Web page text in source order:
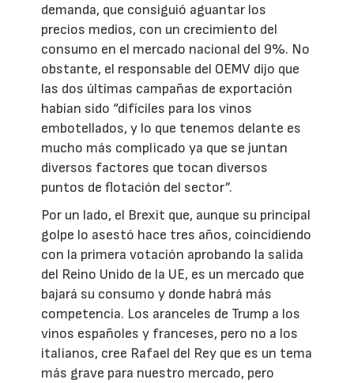
demanda, que consiguió aguantar los
precios medios, con un crecimiento del
consumo en el mercado nacional del 9%. No
obstante, el responsable del OEMV dijo que
las dos últimas campañas de exportación
habían sido “difíciles para los vinos
embotellados, y lo que tenemos delante es
mucho más complicado ya que se juntan
diversos factores que tocan diversos
puntos de flotación del sector”.
Por un lado, el Brexit que, aunque su principal
golpe lo asestó hace tres años, coincidiendo
con la primera votación aprobando la salida
del Reino Unido de la UE, es un mercado que
bajará su consumo y donde habrá más
competencia. Los aranceles de Trump a los
vinos españoles y franceses, pero no a los
italianos, cree Rafael del Rey que es un tema
más grave para nuestro mercado, pero